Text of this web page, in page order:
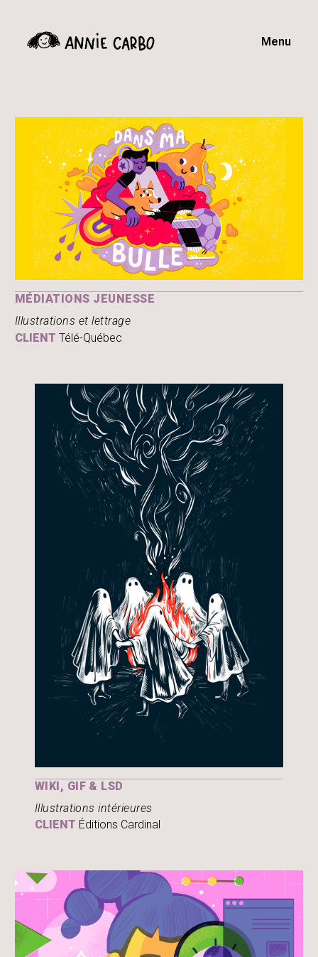
Menu
MÉDIATIONS JEUNESSE
Illustrations et lettrage
CLIENT Télé-Québec
WIKI, GIF & LSD
Illustrations intérieures
CLIENT Éditions Cardinal